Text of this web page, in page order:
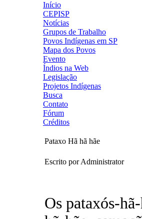
Início
CEPISP
Notícias
Grupos de Trabalho
Povos Indígenas em SP
Mapa dos Povos
Evento
Índios na Web
Legislação
Projetos Indígenas
Busca
Contato
Fórum
Créditos
Pataxo Hã hã hãe
Escrito por Administrator
Os pataxós-